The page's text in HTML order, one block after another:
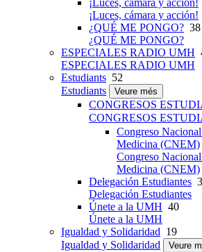
¡Luces, cámara y acción!
¡Luces, cámara y acción!
¿QUÉ ME PONGO? 38
¿QUÉ ME PONGO?
ESPECIALES RADIO UMH
ESPECIALES RADIO UMH
Estudiants 52
Estudiants
Veure més
CONGRESOS
CONGRESOS
Congreso
Medicina (CNEM)
Congreso
Medicina (CNEM)
Delegación Estudiantes
Delegación Estudiantes
Únete a la UMH 40
Únete a la UMH
Igualdad y Solidaridad 19
Igualdad y Solidaridad
Veure